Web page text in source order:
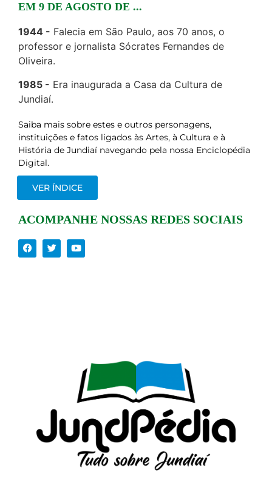
EM 9 DE AGOSTO DE ...
1944
Falecia em São Paulo, aos 70 anos, o
professor e jornalista Sócrates Fernandes de
Oliveira.
1985
Era inaugurada a Casa da Cultura de
Jundiaí.
Saiba mais sobre estes e outros personagens,
instituições e fatos ligados às Artes, à Cultura e à
História de Jundiaí navegando pela nossa Enciclopédia
Digital.
VER ÍNDICE
ACOMPANHE NOSSAS REDES SOCIAIS